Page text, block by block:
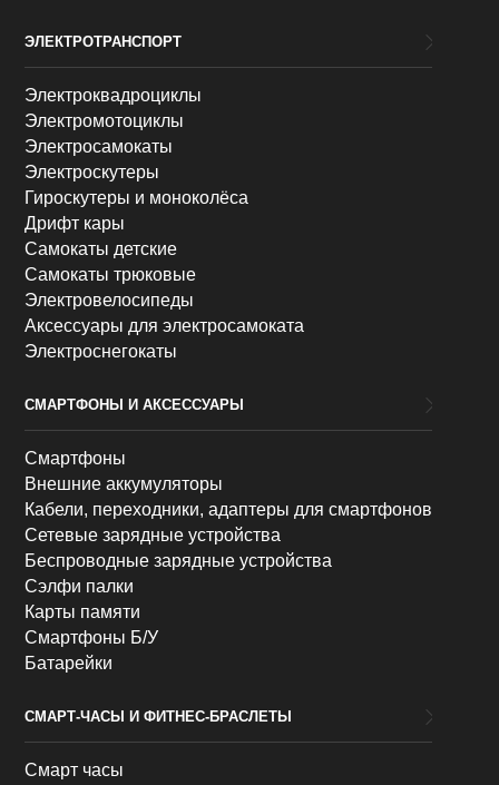
ЭЛЕКТРОТРАНСПОРТ
Электроквадроциклы
Электромотоциклы
Электросамокаты
Электроскутеры
Гироскутеры и моноколёса
Дрифт кары
Самокаты детские
Самокаты трюковые
Электровелосипеды
Аксессуары для электросамоката
Электроснегокаты
СМАРТФОНЫ И АКСЕССУАРЫ
Смартфоны
Внешние аккумуляторы
Кабели, переходники, адаптеры для смартфонов
Сетевые зарядные устройства
Беспроводные зарядные устройства
Сэлфи палки
Карты памяти
Смартфоны Б/У
Батарейки
СМАРТ-ЧАСЫ И ФИТНЕС-БРАСЛЕТЫ
Смарт часы